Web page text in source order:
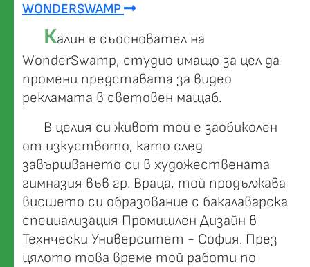
WONDERSWAMP
Калин е съосновател на
WonderSwamp, студио имащо за цел да
промени представата за видео
рекламата в световен мащаб.
В целия си живот той е заобиколен
от изкуството, като след
завършването си в художествената
гимназия във гр. Враца, той продължава
висшето си образование с бакалаварска
специализация Промишлен Дизайн в
Технчески Университет - София. През
цялото това време той работи по